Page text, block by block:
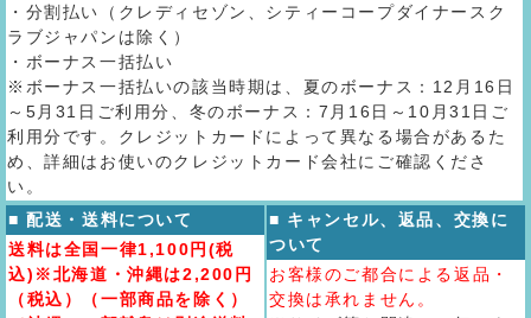
・分割払い（クレディセゾン、シティーコープダイナースク
ラブジャパンは除く）
・ボーナス一括払い
※ボーナス一括払いの該当時期は、夏のボーナス：12月16日
～5月31日ご利用分、冬のボーナス：7月16日～10月31日ご
利用分です。クレジットカードによって異なる場合があるた
め、詳細はお使いのクレジットカード会社にご確認くださ
い。
■ 配送・送料について
送料は全国一律1,100円(税
込)※北海道・沖縄は2,200円
（税込）（一部商品を除く）
■ キャンセル、返品、交換に
ついて
お客様のご都合による返品・
交換は承れません。